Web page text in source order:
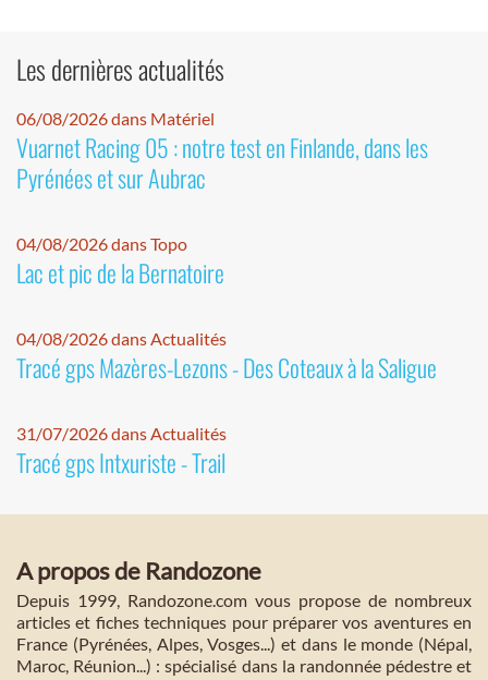
Les dernières actualités
06/08/2026 dans Matériel
Vuarnet Racing 05 : notre test en Finlande, dans les
Pyrénées et sur Aubrac
04/08/2026 dans Topo
Lac et pic de la Bernatoire
04/08/2026 dans Actualités
Tracé gps Mazères-Lezons - Des Coteaux à la Saligue
31/07/2026 dans Actualités
Tracé gps Intxuriste - Trail
A propos de Randozone
Depuis 1999, Randozone.com vous propose de nombreux
articles et fiches techniques pour préparer vos aventures en
France (Pyrénées, Alpes, Vosges...) et dans le monde (Népal,
Maroc, Réunion...) : spécialisé dans la randonnée pédestre et